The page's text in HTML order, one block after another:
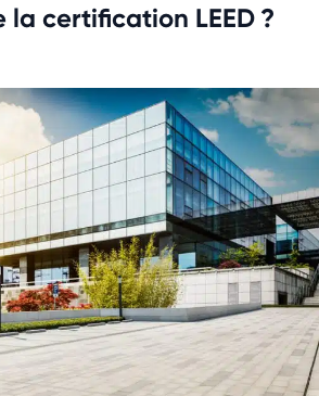
la certification LEED ?